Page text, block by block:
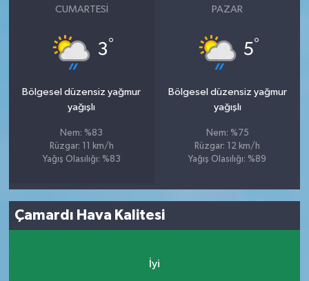
CUMARTESI
3°
Bölgesel düzensiz yağmur
yağışlı
Nem: %83
Rüzgar: 11 km/h
Yağış Olasılığı: %83
PAZAR
5°
Bölgesel düzensiz yağmur
yağışlı
Nem: %75
Rüzgar: 12 km/h
Yağış Olasılığı: %89
Çamardı Hava Kalitesi
İyi